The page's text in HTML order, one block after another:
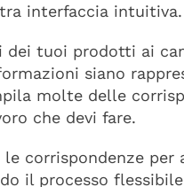
interfaccia intuitiva.
dei tuoi prodotti ai
siano
molte delle
che devi fare.
corrispondenze
il processo